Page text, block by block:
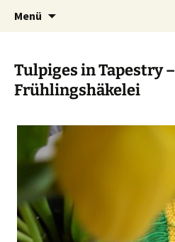
Häkelfieber
Ich bin im…
Menü
Tulpiges in Tapestry –
Frühlingshäkelei